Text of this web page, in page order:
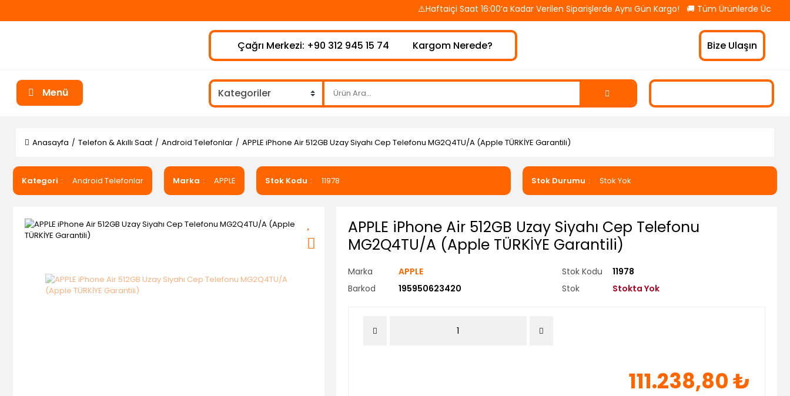
⚠️Haftaiçi Saat 16:00’a Kadar Verilen Siparişlerde Aynı Gün Kargo! 🚚 Tüm Ürünlerde Ücretsiz
Çağrı Merkezi: +90 312 945 15 74 Kargom Nerede? Bize Ulaşın
Menü
Anasayfa Telefon & Akıllı Saat Android Telefonlar APPLE iPhone Air 512GB Uzay Siyahı Cep Telefonu MG2Q4TU/A (Apple TÜRKİYE Garantili)
Kategori Android Telefonlar Marka APPLE Stok Kodu 11978 Stok Durumu Stok Yok
APPLE iPhone Air 512GB Uzay Siyahı Cep Telefonu
MG2Q4TU/A (Apple TÜRKİYE Garantili)
Marka APPLE Stok Kodu
11978
Barkod
195950623420 Stok Stokta Yok
111.238,80 ₺